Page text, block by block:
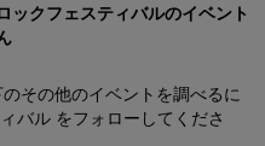
ックフェスティバルのイベント
その他のイベントを調べるに
バル をフォローしてくださ